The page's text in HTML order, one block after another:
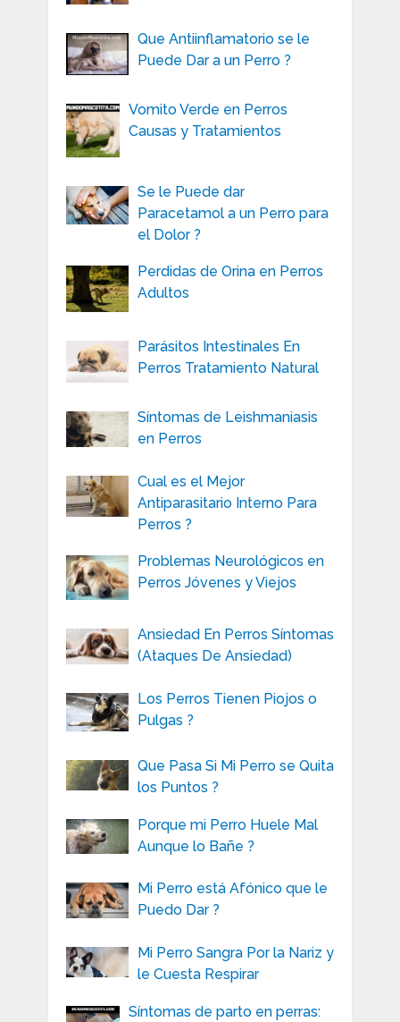
Que Antiinflamatorio se le
Puede Dar a un Perro ?
Vomito Verde en Perros
Causas y Tratamientos
Se le Puede dar
Paracetamol a un Perro para
el Dolor ?
Perdidas de Orina en Perros
Adultos
Parásitos Intestinales En
Perros Tratamiento Natural
Síntomas de Leishmaniasis
en Perros
Cual es el Mejor
Antiparasitario Interno Para
Perros ?
Problemas Neurológicos en
Perros Jóvenes y Viejos
Ansiedad En Perros Síntomas
(Ataques De Ansiedad)
Los Perros Tienen Piojos o
Pulgas ?
Que Pasa Si Mi Perro se Quita
los Puntos ?
Porque mi Perro Huele Mal
Aunque lo Bañe ?
Mi Perro está Afónico que le
Puedo Dar ?
Mi Perro Sangra Por la Nariz y
le Cuesta Respirar
Síntomas de parto en perras: